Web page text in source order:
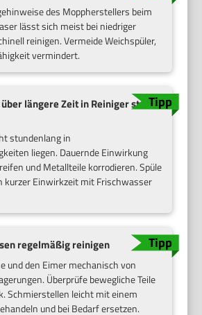
des Moppherstellers beim
lässt sich meist bei niedriger
reinigen. Vermeide Weichspüler,
vermindert.
längere Zeit in Reiniger stehen
stundenlang in
liegen. Dauernde Einwirkung
und Metallteile korrodieren. Spüle
kurzer Einwirkzeit mit Frischwasser
regelmäßig reinigen
und den Eimer mechanisch von
Überprüfe bewegliche Teile
Schmierstellen leicht mit einem
und bei Bedarf ersetzen.